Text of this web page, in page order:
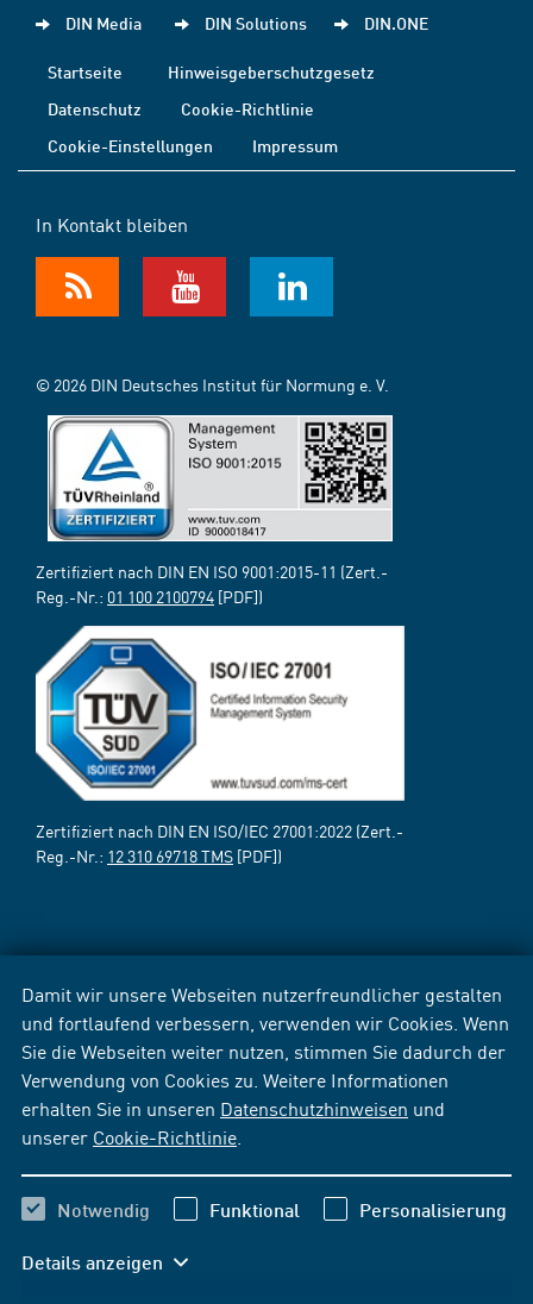
Damit wir unsere Webseiten nutzerfreundlicher gestalten
und fortlaufend verbessern, verwenden wir Cookies. Wenn
Sie die Webseiten weiter nutzen, stimmen Sie dadurch der
Verwendung von Cookies zu. Weitere Informationen
erhalten Sie in unseren Datenschutzhinweisen und
unserer Cookie-Richtlinie
Notwendig Funktional Personalisierung
Details anzeigen
DIN Media DIN Solutions DIN.ONE
Startseite
Hinweisgeberschutzgesetz
Datenschutz
Cookie-Richtlinie
Cookie-Einstellungen
Impressum
In Kontakt bleiben
© 2026 DIN Deutsches Institut für Normung e. V.
Zertifiziert nach DIN EN ISO 9001:2015-11 (Zert.-
Reg.-Nr.: 01 100 2100794 [PDF])
Zertifiziert nach DIN EN ISO/IEC 27001:2022 (Zert.-
Reg.-Nr.: 12 310 69718 TMS [PDF])